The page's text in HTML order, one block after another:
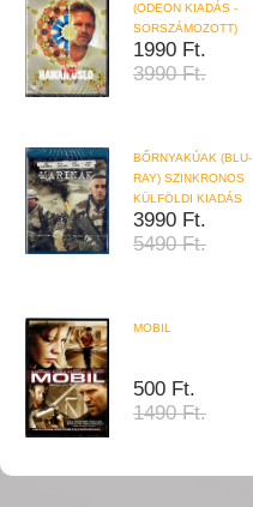
(ODEON KIADÁS -
SORSZÁMOZOTT)
1990 Ft.
3990 Ft.
BŐRNYAKÚAK (BLU-
RAY) SZINKRONOS
KÜLFÖLDI KIADÁS
3990 Ft.
5490 Ft.
MOBIL
500 Ft.
1490 Ft.